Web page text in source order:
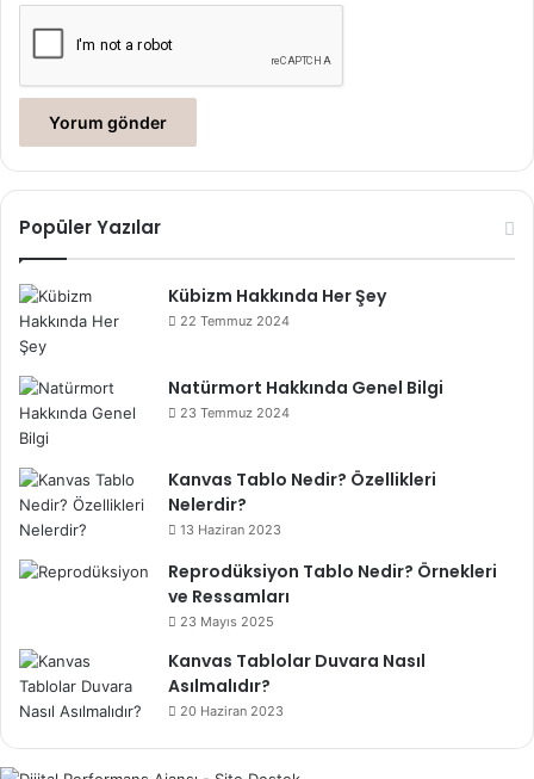
Popüler Yazılar
Kübizm Hakkında Her Şey
22 Temmuz 2024
Natürmort Hakkında Genel Bilgi
23 Temmuz 2024
Kanvas Tablo Nedir? Özellikleri
Nelerdir?
13 Haziran 2023
Reprodüksiyon Tablo Nedir? Örnekleri
ve Ressamları
23 Mayıs 2025
Kanvas Tablolar Duvara Nasıl
Asılmalıdır?
20 Haziran 2023